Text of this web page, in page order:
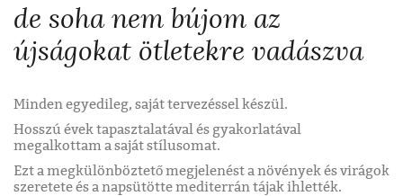
de soha nem bújom az
újságokat ötletekre vadászva
Minden egyedileg, saját tervezéssel készül.
Hosszú évek tapasztalatával és gyakorlatával
megalkottam a saját stílusomat.
Ezt a megkülönböztető megjelenést a növények és virágok
szeretete és a napsütötte mediterrán tájak ihlették.